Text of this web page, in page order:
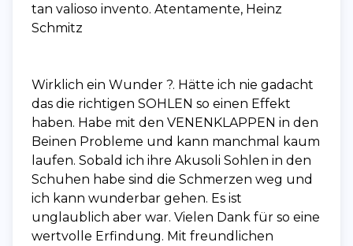
tan valioso invento. Atentamente, Heinz
Schmitz
Wirklich ein Wunder ?. Hätte ich nie gadacht
das die richtigen SOHLEN so einen Effekt
haben. Habe mit den VENENKLAPPEN in den
Beinen Probleme und kann manchmal kaum
laufen. Sobald ich ihre Akusoli Sohlen in den
Schuhen habe sind die Schmerzen weg und
ich kann wunderbar gehen. Es ist
unglaublich aber war. Vielen Dank für so eine
wertvolle Erfindung. Mit freundlichen